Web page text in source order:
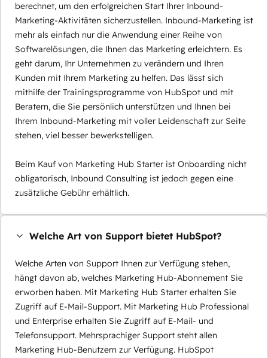
berechnet, um den erfolgreichen Start Ihrer Inbound-
Marketing-Aktivitäten sicherzustellen. Inbound-Marketing ist
mehr als einfach nur die Anwendung einer Reihe von
Softwarelösungen, die Ihnen das Marketing erleichtern. Es
geht darum, Ihr Unternehmen zu verändern und Ihren
Kunden mit Ihrem Marketing zu helfen. Das lässt sich
mithilfe der Trainingsprogramme von HubSpot und mit
Beratern, die Sie persönlich unterstützen und Ihnen bei
Ihrem Inbound-Marketing mit voller Leidenschaft zur Seite
stehen, viel besser bewerkstelligen.
Beim Kauf von Marketing Hub Starter ist Onboarding nicht
obligatorisch, Inbound Consulting ist jedoch gegen eine
zusätzliche Gebühr erhältlich.
Welche Art von Support bietet HubSpot?
Welche Arten von Support Ihnen zur Verfügung stehen,
hängt davon ab, welches Marketing Hub-Abonnement Sie
erworben haben. Mit Marketing Hub Starter erhalten Sie
Zugriff auf E-Mail-Support. Mit Marketing Hub Professional
und Enterprise erhalten Sie Zugriff auf E-Mail- und
Telefonsupport. Mehrsprachiger Support steht allen
Marketing Hub-Benutzern zur Verfügung. HubSpot